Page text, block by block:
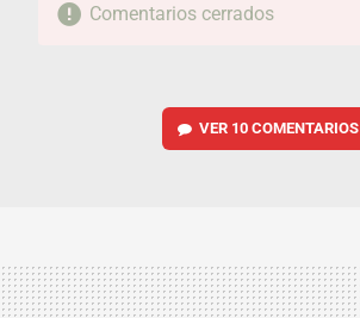
Comentarios cerrados
VER 10 COMENTARIOS